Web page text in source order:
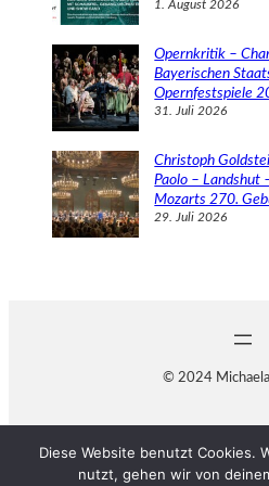
1. August 2026
Opernkritik –
Bayerischen
Opernfestspiele
31. Juli 2026
Christoph
Paolo – Landshut
Mozarts 270.
29. Juli 2026
© 2024 Michaela
Diese Website benutzt Cookies.
nutzt, gehen wir von